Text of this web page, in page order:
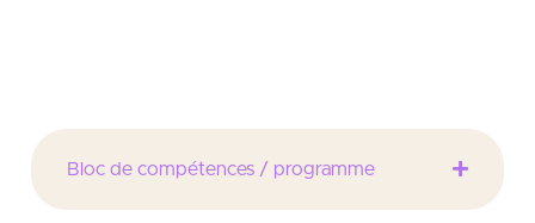
Bloc de compétences / programme